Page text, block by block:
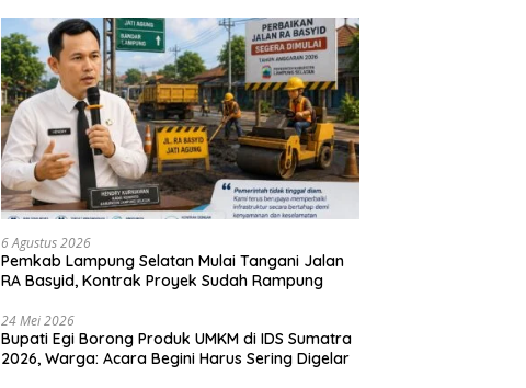
6 Agustus 2026
Pemkab Lampung Selatan Mulai Tangani Jalan
RA Basyid, Kontrak Proyek Sudah Rampung
24 Mei 2026
Bupati Egi Borong Produk UMKM di IDS Sumatra
2026, Warga: Acara Begini Harus Sering Digelar